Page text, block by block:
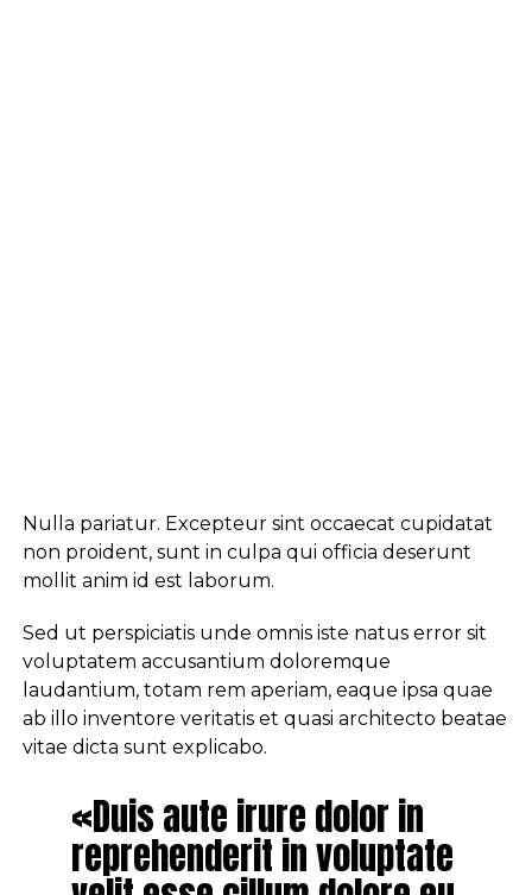
Nulla pariatur. Excepteur sint occaecat cupidatat
non proident, sunt in culpa qui officia deserunt
mollit anim id est laborum.
Sed ut perspiciatis unde omnis iste natus error sit
voluptatem accusantium doloremque
laudantium, totam rem aperiam, eaque ipsa quae
ab illo inventore veritatis et quasi architecto beatae
vitae dicta sunt explicabo.
«Duis aute irure dolor in
reprehenderit in voluptate